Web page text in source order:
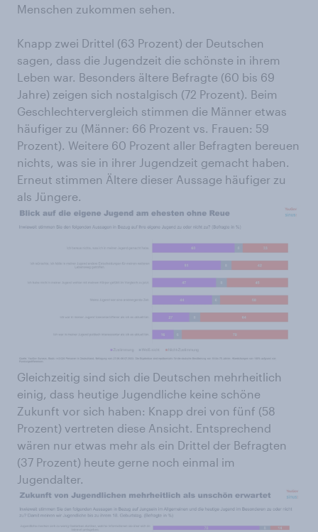
Menschen zukommen sehen.
Knapp zwei Drittel (63 Prozent) der Deutschen
sagen, dass die Jugendzeit die schönste in ihrem
Leben war. Besonders ältere Befragte (60 bis 69
Jahre) zeigen sich nostalgisch (72 Prozent). Beim
Geschlechtervergleich stimmen die Männer etwas
häufiger zu (Männer: 66 Prozent vs. Frauen: 59
Prozent). Weitere 60 Prozent aller Befragten bereuen
nichts, was sie in ihrer Jugendzeit gemacht haben.
Erneut stimmen Ältere dieser Aussage häufiger zu
als Jüngere.
Gleichzeitig sind sich die Deutschen mehrheitlich
einig, dass heutige Jugendliche keine schöne
Zukunft vor sich haben: Knapp drei von fünf (58
Prozent) vertreten diese Ansicht. Entsprechend
wären nur etwas mehr als ein Drittel der Befragten
(37 Prozent) heute gerne noch einmal im
Jugendalter.